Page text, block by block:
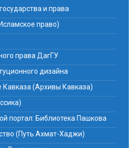
и права
право)
права ДагГУ
дизайна
Кавказа (Архивы Кавказа)
портал: Библиотека Пашкова
(Путь Ахмат-Хаджи)